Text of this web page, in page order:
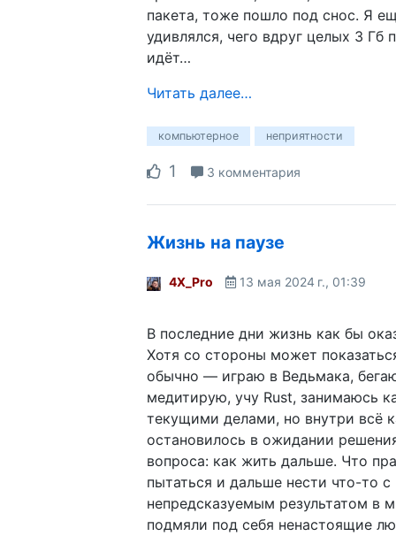
пакета, тоже пошло под снос. Я
удивлялся, чего вдруг целых 3 Гб
идёт…
Читать далее…
компьютерное неприятности
1 3 комментария
Жизнь на паузе
4X_Pro 13 мая 2024 г., 01:39
В последние дни жизнь как бы
Хотя со стороны может
обычно — играю в Ведьмака,
медитирую, учу Rust, занимаюсь
текущими делами, но внутри всё
остановилось в ожидании
вопроса: как жить дальше. Что
пытаться и дальше нести что-то с
непредсказуемым результатом в
подмяли под себя ненастоящие